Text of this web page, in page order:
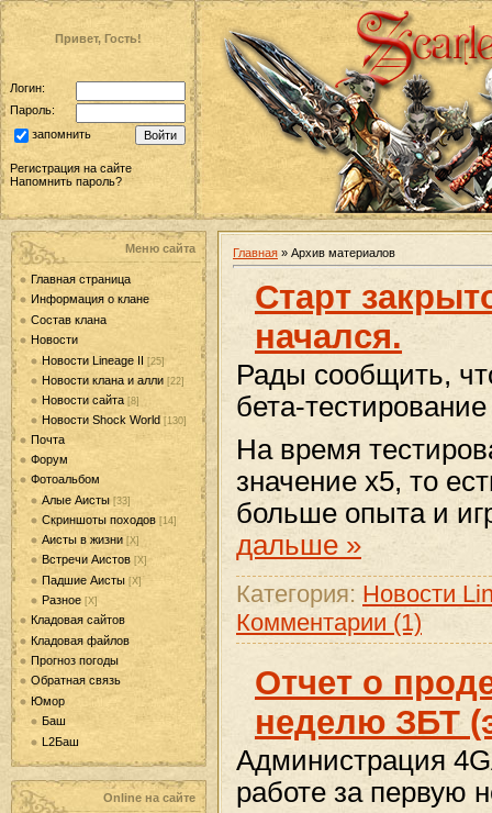
Привет, Гость!
Логин:
Пароль:
запомнить
Регистрация на сайте
Напомнить пароль?
Меню сайта
Главная страница
Информация о клане
Состав клана
Новости
Новости Lineage II [25]
Новости клана и алли [22]
Новости сайта [8]
Новости Shock World [130]
Почта
Форум
Фотоальбом
Алые Аисты [33]
Скриншоты походов [14]
Аисты в жизни [Х]
Встречи Аистов [Х]
Падшие Аисты [Х]
Разное [Х]
Кладовая сайтов
Кладовая файлов
Прогноз погоды
Обратная связь
Юмор
Баш
L2Баш
Online на сайте
Главная » Архив материалов
Старт
начался.
Рады сообщить,
бета-
На время
значение x5, то
больше опыта и
дальше »
Категория: Новости
Комментарии (1)
Отчет о
неделю ЗБТ
Администрация
работе за первую